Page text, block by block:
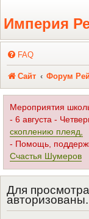
Регистрация
Империя
FAQ
Сайт Форум
Мероприятия
- 6 августа -
скоплению плеяд,
- Помощь,
Счастья Шумеров
Для
авторизованы.